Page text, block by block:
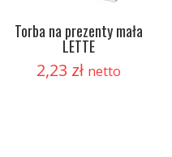
Torba na prezenty mała
LETTE
2,23 zł netto